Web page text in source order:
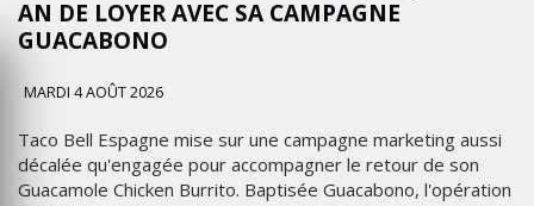
AN DE LOYER AVEC SA CAMPAGNE
GUACABONO
MARDI 4 AOÛT 2026
Taco Bell Espagne mise sur une campagne marketing aussi
décalée qu'engagée pour accompagner le retour de son
Guacamole Chicken Burrito. Baptisée Guacabono, l'opération